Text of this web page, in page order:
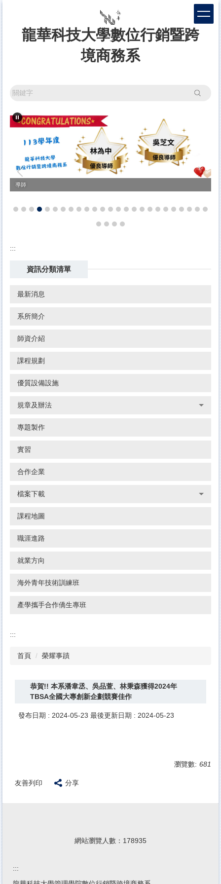
龍華科技大學數位行銷暨跨
境商務系
搜尋
導師
:::
資訊分類清單
最新消息
系所簡介
師資介紹
課程規劃
優質設備設施
規章及辦法
專題製作
實習
合作企業
檔案下載
課程地圖
職涯進路
就業方向
海外青年技術訓練班
產學攜手合作僑生專班
:::
首頁 榮耀事蹟
恭賀!! 本系潘韋丞、吳品萱、林秉森獲得2024年
TBSA全國大專創新企劃競賽佳作
發布日期 : 2024-05-23 最後更新日期 : 2024-05-23
瀏覽數: 681
友善列印 分享
網站瀏覽人數： 178935
:::